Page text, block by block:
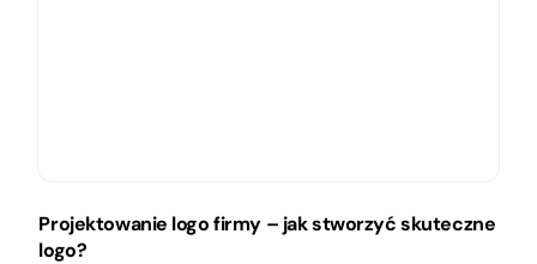
Projektowanie logo firmy – jak stworzyć skuteczne
logo?